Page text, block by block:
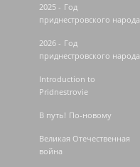
2025 - Год
приднестровского народа
2026 - Год
приднестровского народа
Introduction to
Pridnestrovie
В путь! По-новому
Великая Отечественная
война